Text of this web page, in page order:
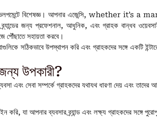
বিশেষজ্ঞ। আপনার এজেন্সি,
প্রফেশনাল, আধুনিক, এবং গ্রাহক বান্ধব ওয়েবসাইট
পৌঁছাতে সহায়তা করবে।
সঠিকভাবে উপস্থাপন করি এবং গ্রাহকদের সঙ্গে একটি
উপকারী?
এবং সেবা সম্পর্কে গ্রাহকদের যথাযথ ধারণা দেয় এবং
যা আপনার ব্যবসার ব্র্যান্ড এবং লক্ষ্য গ্রাহকদের সঙ্গে